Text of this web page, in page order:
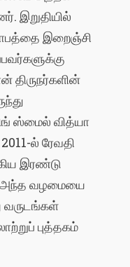
இறுதியில்
இறைஞ்சி
திருநர்களின்
ஸ்மைல் வித்யா
ல் ரேவதி
இரண்டு
அந்த வழமையை
வருடங்கள்
புத்தகம்